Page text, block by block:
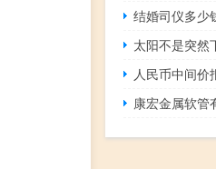
结婚司仪多少
太阳不是突然
康宏金属软管